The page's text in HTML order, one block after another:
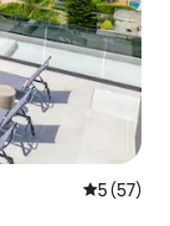
5 de uma
5 (57)